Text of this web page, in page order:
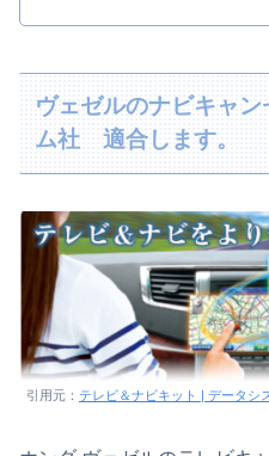
ヴェゼルのナビキャ
ム社 適合します。
引用元： テレビ＆ナビキット | データ